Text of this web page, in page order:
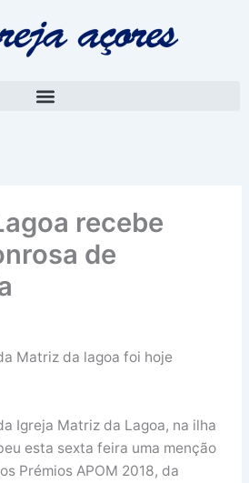
recebe
de
Matriz da lagoa foi hoje
Igreja Matriz da Lagoa, na ilha
esta sexta feira uma menção
Prémios APOM 2018, da